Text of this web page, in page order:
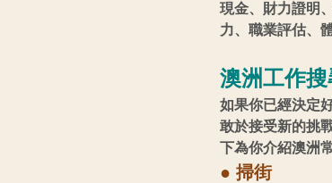
現金、財力證明
力、職業評估、
澳洲工作
如果你已經決定
敢於接受新的挑
下為你介紹澳洲
● 掃街